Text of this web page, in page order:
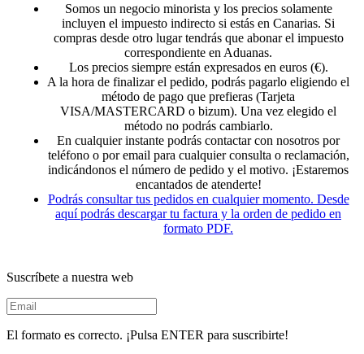
Somos un negocio minorista y los precios solamente
incluyen el impuesto indirecto si estás en Canarias. Si
compras desde otro lugar tendrás que abonar el impuesto
correspondiente en Aduanas.
Los precios siempre están expresados en euros (€).
A la hora de finalizar el pedido, podrás pagarlo eligiendo el
método de pago que prefieras (Tarjeta
VISA/MASTERCARD o bizum). Una vez elegido el
método no podrás cambiarlo.
En cualquier instante podrás contactar con nosotros por
teléfono o por email para cualquier consulta o reclamación,
indicándonos el número de pedido y el motivo. ¡Estaremos
encantados de atenderte!
Podrás consultar tus pedidos en cualquier momento. Desde
aquí podrás descargar tu factura y la orden de pedido en
formato PDF.
Suscríbete a nuestra web
El formato es correcto. ¡Pulsa ENTER para suscribirte!